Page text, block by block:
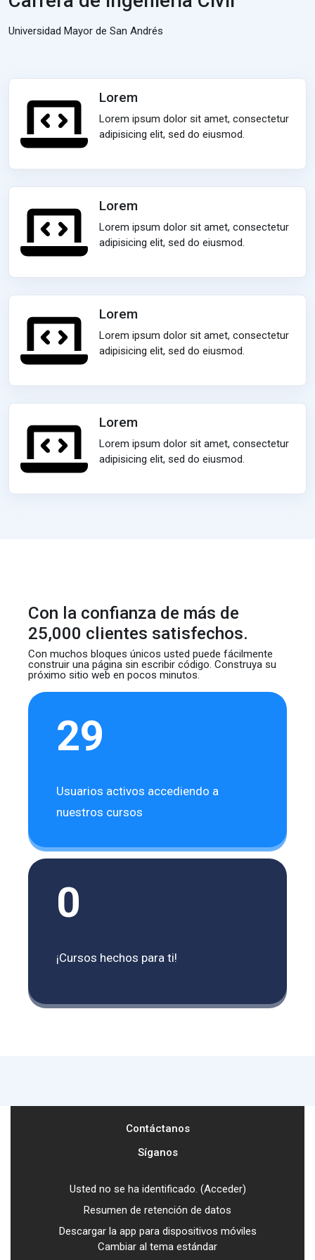
Universidad Mayor de San Andrés
Lorem
Lorem ipsum dolor sit amet, consectetur
adipisicing elit, sed do eiusmod.
Lorem
Lorem ipsum dolor sit amet, consectetur
adipisicing elit, sed do eiusmod.
Lorem
Lorem ipsum dolor sit amet, consectetur
adipisicing elit, sed do eiusmod.
Lorem
Lorem ipsum dolor sit amet, consectetur
adipisicing elit, sed do eiusmod.
Con la confianza de más de
25,000 clientes satisfechos.
Con muchos bloques únicos usted puede fácilmente
construiruna página sin escribir código. Construya su
próximo sitio weben pocos minutos.
29
Usuarios activos accediendo a
nuestros cursos
0
¡Cursos hechos para ti!
Contáctanos
Síganos
Usted no se ha identificado. (Acceder)
Resumen de retención de datos
Descargar la app para dispositivos móviles
Cambiar al tema estándar